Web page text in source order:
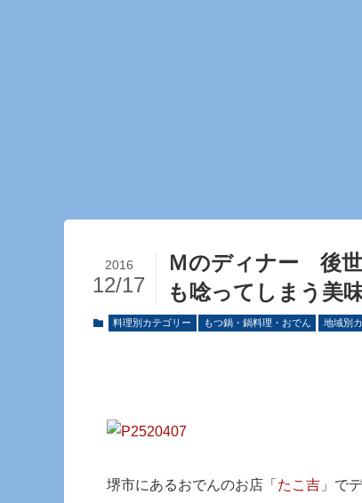
Ｍのディナー 後
も唸ってしまう美
2016
12/17
料理別カテゴリー もつ鍋・鍋料理・おでん 地域別
堺市にあるおでんのお店「 たこ吉 」で